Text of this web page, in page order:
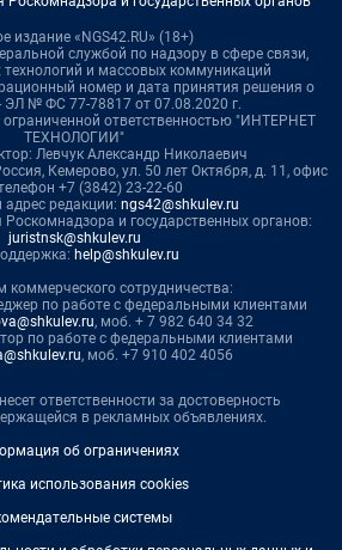
издание «NGS42.RU» (18+)
службой по надзору в сфере связи,
и массовых коммуникаций
номер и дата принятия решения о
ЭЛ № ФС 77-78817 от 07.08.2020 г.
ответственностью "ИНТЕРНЕТ
ТЕХНОЛОГИИ"
Левчук Александр Николаевич
Кемерово, ул. 50 лет Октября, д. 11, офис
+7 (3842) 23-22-60
редакции: ngs42@shkulev.ru
и государственных органов:
juristnsk@shkulev.ru
help@shkulev.ru
коммерческого сотрудничества:
по работе с федеральными клиентами
, моб. + 7 982 640 34 32
по работе с федеральными клиентами
, моб. +7 910 402 4056
ответственности за достоверность
в рекламных объявлениях.
об ограничениях
использования cookies
системы